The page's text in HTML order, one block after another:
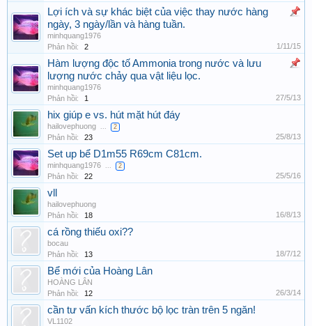
Lợi ích và sự khác biệt của việc thay nước hàng
ngày, 3 ngày/lần và hàng tuần.
minhquang1976
Phản hồi:
2 1/11/15
Hàm lượng độc tố Ammonia trong nước và lưu
lượng nước chảy qua vật liệu lọc.
minhquang1976
Phản hồi:
1 27/5/13
hix giúp e vs. hút mặt hút đáy
hailovephuong 2
Phản hồi: 23 25/8/13
Set up bể D1m55 R69cm C81cm.
minhquang1976 2
Phản hồi: 22 25/5/16
vll
hailovephuong
Phản hồi:
18 16/8/13
cá rồng thiếu oxi??
bocau
Phản hồi:
13 18/7/12
Bể mới của Hoàng Lân
HOÀNG LÂN
Phản hồi:
12 26/3/14
cần tư vấn kích thước bộ lọc tràn trên 5 ngăn!
VL1102